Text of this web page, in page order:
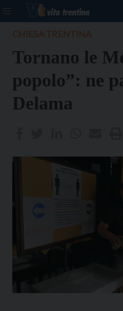
Tornano le
popolo”: ne
Delama